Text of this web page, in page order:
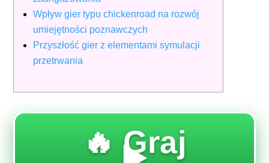
Wpływ gier typu chickenroad na rozwój
umiejętności poznawczych
Przyszłość gier z elementami symulacji
przetrwania
🔥 Graj